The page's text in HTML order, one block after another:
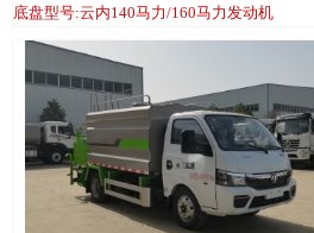
底盘型号:云内140马力/160马力发动机